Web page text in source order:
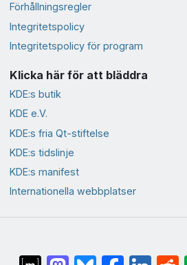
Förhållningsregler
Integritetspolicy
Integritetspolicy för program
Klicka här för att bläddra
KDE:s butik
KDE e.V.
KDE:s fria Qt-stiftelse
KDE:s tidslinje
KDE:s manifest
Internationella webbplatser